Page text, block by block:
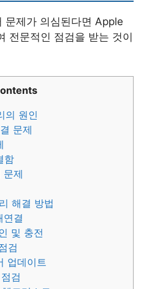
문제가 의심된다면 Apple
전문적인 점검을 받는 것이
의 원인
문제
함
문제
해결 방법
연결
및 충전
검
업데이트
검